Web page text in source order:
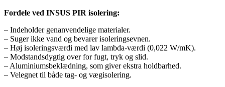
Fordele ved INSUS PIR isolering:
– Indeholder genanvendelige materialer.
– Suger ikke vand og bevarer isoleringsevnen.
– Høj isoleringsværdi med lav lambda-værdi (0,022 W/mK).
– Modstandsdygtig over for fugt, tryk og slid.
– Aluminiumsbeklædning, som giver ekstra holdbarhed.
– Velegnet til både tag- og vægisolering.